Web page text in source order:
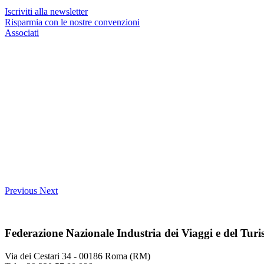
Iscriviti alla newsletter
Risparmia con le nostre convenzioni
Associati
Previous Next
Federazione Nazionale Industria dei Viaggi e del
Via dei Cestari 34 - 00186 Roma (RM)